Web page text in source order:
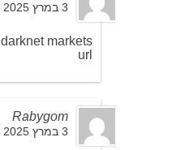
3 במרץ 2025 ב 17:31
darknet markets
url
Rabygom
3 במרץ 2025 ב 17:45